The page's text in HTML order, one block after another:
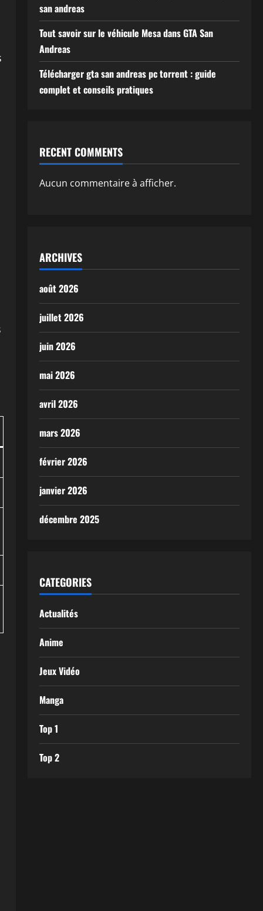
san andreas
Tout savoir sur le véhicule Mesa dans GTA San
Andreas
Télécharger gta san andreas pc torrent : guide
complet et conseils pratiques
RECENT COMMENTS
Aucun commentaire à afficher.
ARCHIVES
août 2026
juillet 2026
juin 2026
mai 2026
avril 2026
mars 2026
février 2026
janvier 2026
décembre 2025
CATEGORIES
Actualités
Anime
Jeux Vidéo
Manga
Top 1
Top 2